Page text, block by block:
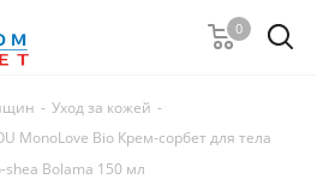
0
- Уход за кожей -
MonoLove Bio Крем-сорбет для тела
Bolama 150 мл